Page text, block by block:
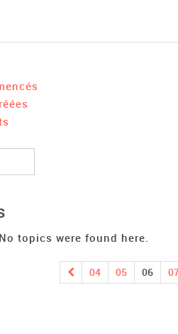
topics were found here.
04 05 06